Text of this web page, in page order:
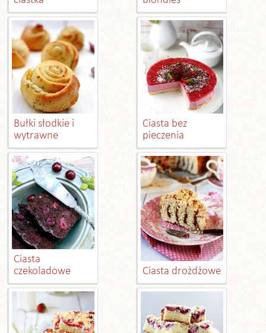
Bułki słodkie i
wytrawne
Ciasta bez
pieczenia
Ciasta
czekoladowe
Ciasta drożdżowe